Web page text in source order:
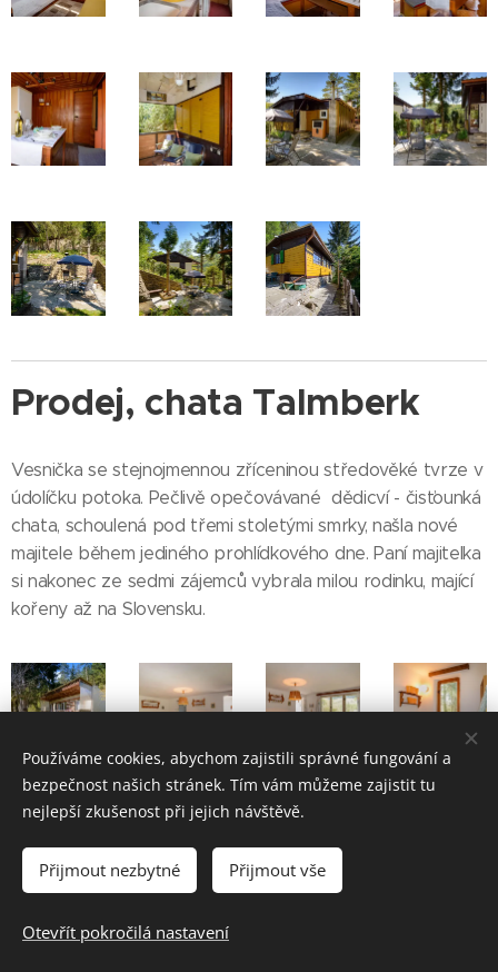
Prodej, chata Talmberk
Vesnička se stejnojmennou zříceninou středověké tvrze v
údolíčku potoka. Pečlivě opečovávané dědicví - čisťounká
chata, schoulená pod třemi stoletými smrky, našla nové
majitele během jediného prohlídkového dne. Paní majitelka
si nakonec ze sedmi zájemců vybrala milou rodinku, mající
kořeny až na Slovensku.
Používáme cookies, abychom zajistili správné fungování a
bezpečnost našich stránek. Tím vám můžeme zajistit tu
nejlepší zkušenost při jejich návštěvě.
Přijmout nezbytné Přijmout vše
Otevřít pokročilá nastavení